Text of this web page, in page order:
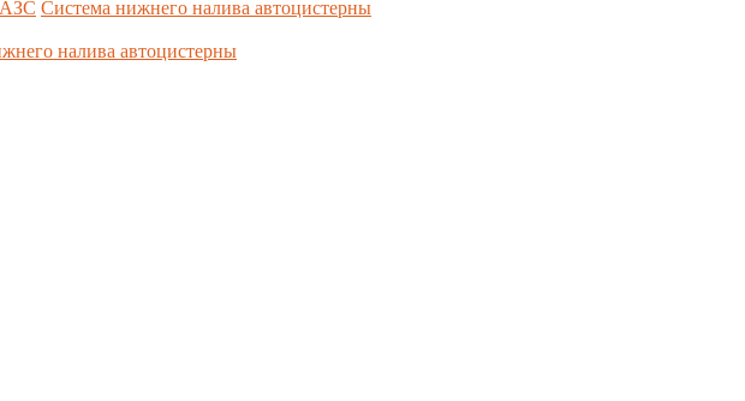
АЗС Система нижнего налива автоцистерны
налива автоцистерны